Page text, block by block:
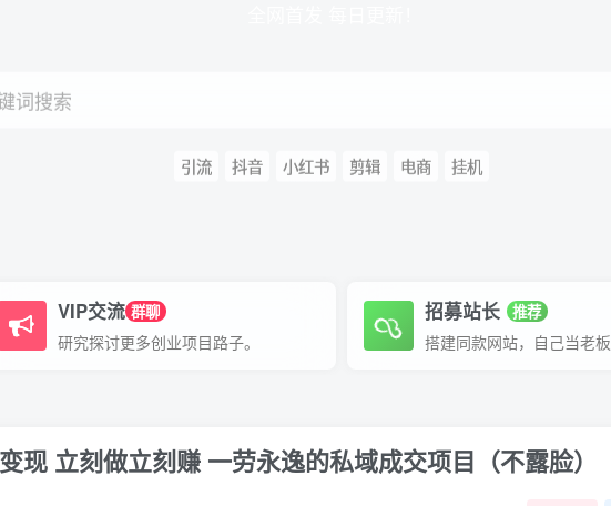
词搜索
引流 抖音 小红书 剪辑 电商 挂机
VIP交流 群聊
研究探讨更多创业项目路子。
招募站长 推荐
搭建同款网站，自己当老板
现 立刻做立刻赚 一劳永逸的私域成交项目（不露脸）